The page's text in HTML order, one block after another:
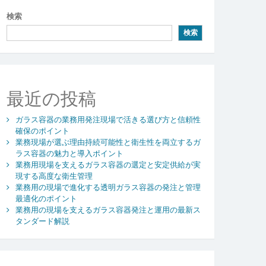
検索
検索
最近の投稿
ガラス容器の業務用発注現場で活きる選び方と信頼性
確保のポイント
業務現場が選ぶ理由持続可能性と衛生性を両立するガ
ラス容器の魅力と導入ポイント
業務用現場を支えるガラス容器の選定と安定供給が実
現する高度な衛生管理
業務用の現場で進化する透明ガラス容器の発注と管理
最適化のポイント
業務用の現場を支えるガラス容器発注と運用の最新ス
タンダード解説